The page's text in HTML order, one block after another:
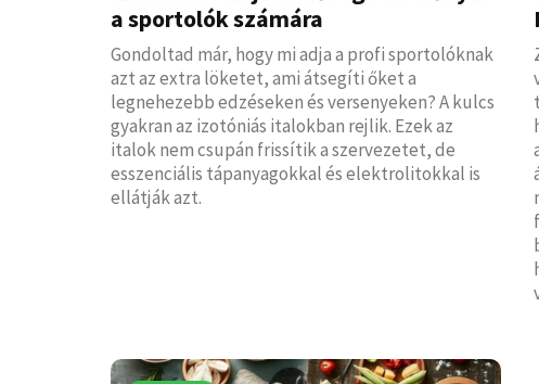
a sportolók számára
Gondoltad már, hogy mi adja a profi sportolóknak
azt az extra löketet, ami átsegíti őket a
legnehezebb edzéseken és versenyeken? A kulcs
gyakran az izotóniás italokban rejlik. Ezek az
italok nem csupán frissítik a szervezetet, de
esszenciális tápanyagokkal és elektrolitokkal is
ellátják azt.